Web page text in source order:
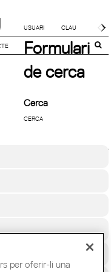
Formulari
de cerca
Cerca
per oferir-li una